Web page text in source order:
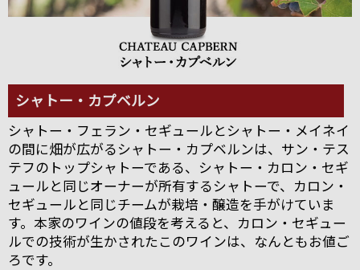
シャトー・カプベルン
シャトー・フェラン・セギュールとシャトー・メイネイ
の間に畑が広がるシャトー・カプベルンは、サン・テス
テフのトップシャトーである、シャトー・カロン・セギ
ュールと同じオーナーが所有するシャトーで、カロン・
セギュールと同じチームが栽培・醸造を手がけていま
す。本家のワインの値段を考えると、カロン・セギュー
ルでの技術が生かされたこのワインは、なんともお値ご
ろです。